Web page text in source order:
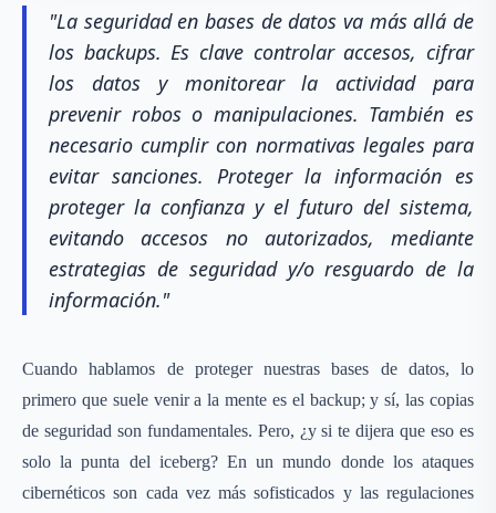
"La seguridad en bases de datos va más allá de
los backups. Es clave controlar accesos, cifrar
los datos y monitorear la actividad para
prevenir robos o manipulaciones. También es
necesario cumplir con normativas legales para
evitar sanciones. Proteger la información es
proteger la confianza y el futuro del sistema,
evitando accesos no autorizados, mediante
estrategias de seguridad y/o resguardo de la
información."
Cuando hablamos de proteger nuestras bases de datos, lo
primero que suele venir a la mente es el backup; y sí, las copias
de seguridad son fundamentales. Pero, ¿y si te dijera que eso es
solo la punta del iceberg? En un mundo donde los ataques
cibernéticos son cada vez más sofisticados y las regulaciones